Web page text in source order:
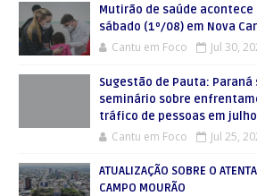
Mutirão de saúde acontece
sábado (1º/08) em Nova
Cantu em Foco Jul 30,
Sugestão de Pauta: Paraná
seminário sobre
tráfico de pessoas em julho
Cantu em Foco Jul 25,
ATUALIZAÇÃO SOBRE O
CAMPO MOURÃO